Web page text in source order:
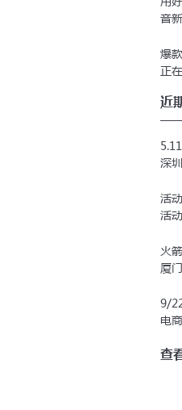
音
爆
正
近
深
活
活
火
厦
9/
电
查